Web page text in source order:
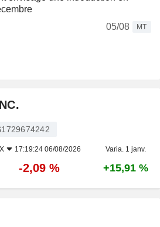
05/08
MT
17:19:24 06/08/2026 Varia. 1 janv.
-2,09 % +15,91 %